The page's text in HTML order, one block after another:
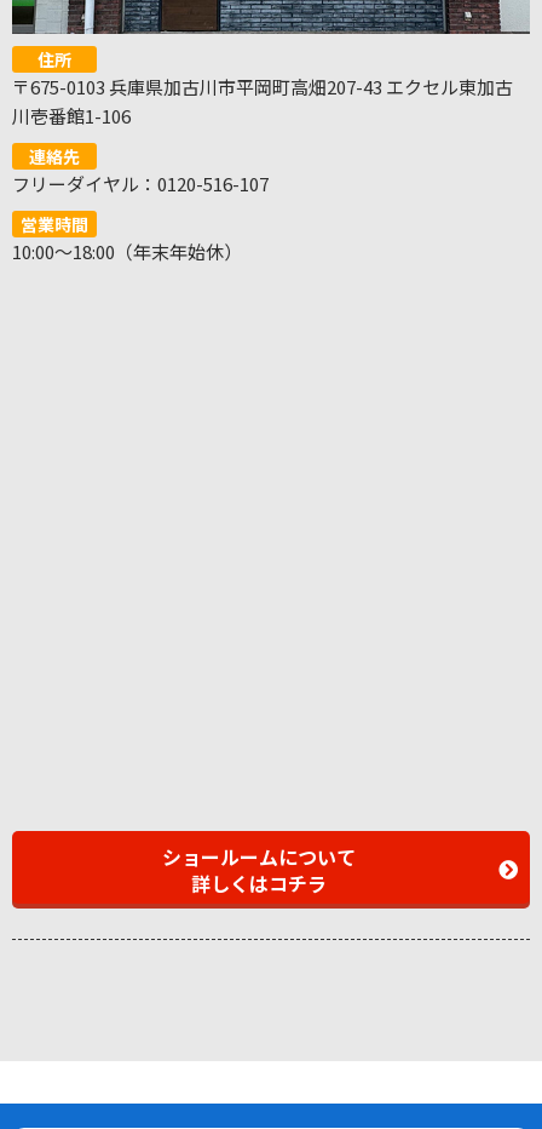
住所
〒675-0103 兵庫県加古川市平岡町高畑207-43 エクセル東加古
川壱番館1-106
連絡先
フリーダイヤル：0120-516-107
営業時間
10:00～18:00（年末年始休）
ショールームについて
詳しくはコチラ